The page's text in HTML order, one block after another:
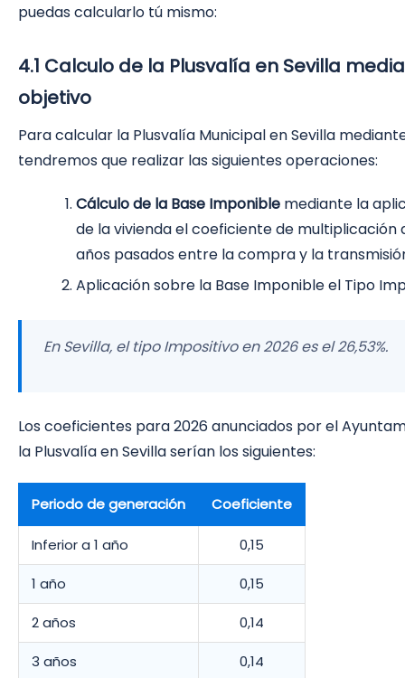
puedas calcularlo tú mismo:
4.1 Calculo de la Plusvalía en Sevilla
objetivo
Para calcular la Plusvalía Municipal en Sevilla
tendremos que realizar las siguientes operaciones:
Cálculo de la Base Imponible mediante la
de la vivienda el coeficiente de multiplicación
años pasados entre la compra y la
Aplicación sobre la Base Imponible el Tipo
En Sevilla, el tipo Impositivo en 2026 es el 26,53%.
Los coeficientes para 2026 anunciados por el
la Plusvalía en Sevilla serían los siguientes:
Periodo de generación Coeficiente
Inferior a 1 año 0,15
1 año 0,15
2 años 0,14
3 años 0,14